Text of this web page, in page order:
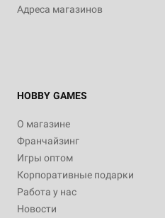
Адреса магазинов
HOBBY GAMES
О магазине
Франчайзинг
Игры оптом
Корпоративные подарки
Работа у нас
Новости